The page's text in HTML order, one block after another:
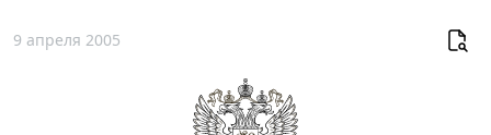
9 апреля 2005